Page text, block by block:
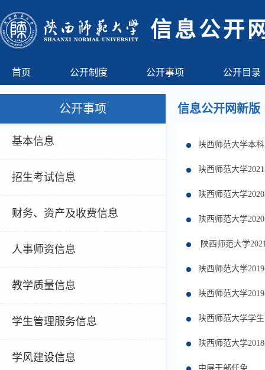
信息公开
首页 公开制度 公开事项 公开目录
公开事项
基本信息
招生考试信息
财务、资产及收费信息
人事师资信息
教学质量信息
学生管理服务信息
学风建设信息
信息公开网新版
陕西师范大学本
陕西师范大学
陕西师范大学
陕西师范大学
陕西师范大学
陕西师范大学
陕西师范大学
陕西师范大学学
陕西师范大学
中层干部任免